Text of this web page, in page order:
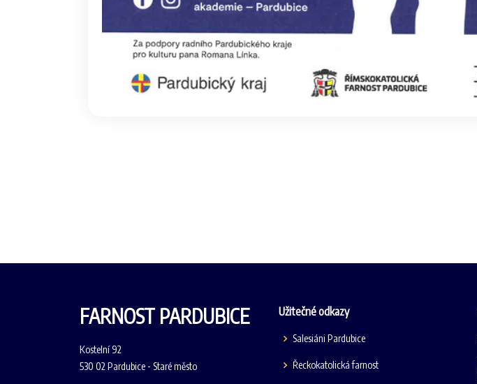
FARNOST PARDUBICE
Kostelní 92
530 02 Pardubice - Staré město
Užitečné odkazy
Salesiáni Pardubice
Řeckokatolická farnost